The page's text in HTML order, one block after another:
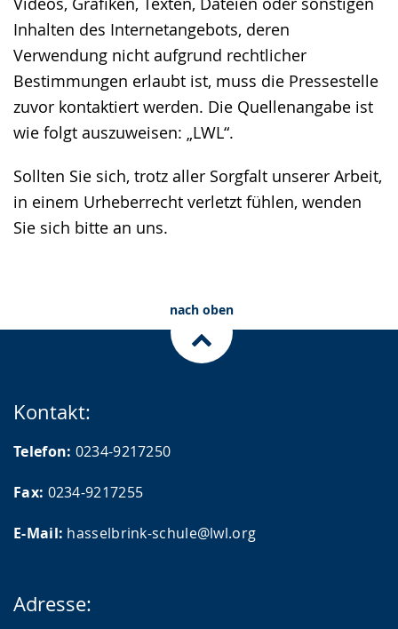
Inhalten des Internetangebots, deren
Verwendung nicht aufgrund rechtlicher
Bestimmungen erlaubt ist, muss die Pressestelle
zuvor kontaktiert werden. Die Quellenangabe ist
wie folgt auszuweisen: „LWL“.
Sollten Sie sich, trotz aller Sorgfalt unserer Arbeit,
in einem Urheberrecht verletzt fühlen, wenden
Sie sich bitte an uns.
nach oben
Kontakt:
Telefon: 0234-9217250
Fax: 0234-9217255
E-Mail: hasselbrink-schule@lwl.org
Adresse: